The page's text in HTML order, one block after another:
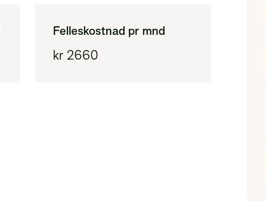
Felleskostnad pr mnd
kr 2660